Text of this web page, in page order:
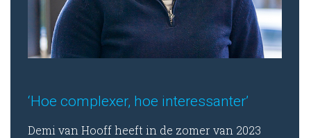
‘Hoe complexer, hoe interessanter’
Demi van Hooff heeft in de zomer van 2023